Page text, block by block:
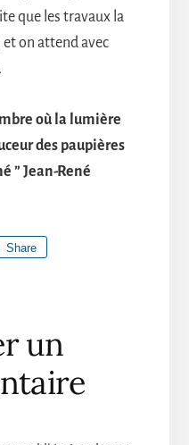
que les travaux la
on attend avec
où la lumière
des paupières
” Jean-René
Share
un